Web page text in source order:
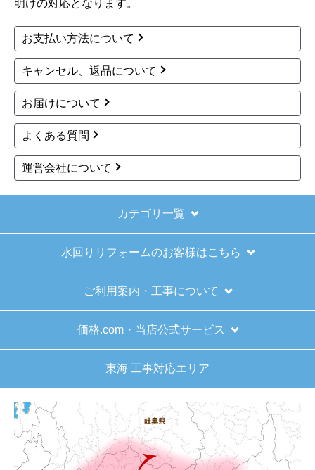
ショップからの連絡もしっかりありましたし、商
できました。また機会があれば是非利用したいと
思います。
きょりけ
2025年11月9日 07:54
欲しい商品をスムーズに注文できましたか？
はい
ショップからの連絡や対応は適切でしたか？
予定の期日までに商品が届きましたか？
はい
【注文商品】給湯器 【注文時期】2025
年11月頃（モバイルから）
【このショップを選んだ理由は？】
キッチン混合栓に続いて2回目の利用です。価格が
リーズナブルで、HPの構成から見てしっかりして
明けの対応となります。
お支払い方法について
キャンセル、返品について
お届けについて
よくある質問
運営会社について
カテゴリ一覧
水回りリフォームのお客様はこちら
ご利用案内・工事について
価格.com・当店公式サービス
東海 工事対応エリア